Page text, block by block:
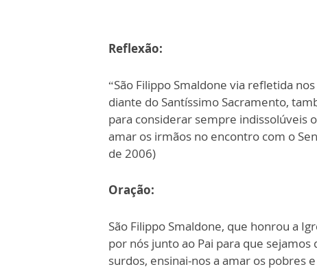
Reflexão:
“São Filippo Smaldone via refletida
diante do Santíssimo Sacramento,
para considerar sempre indissolúveis
amar os irmãos no encontro com o
de 2006)
Oração:
São Filippo Smaldone, que honrou a
por nós junto ao Pai para que
surdos, ensinai-nos a amar os pobres